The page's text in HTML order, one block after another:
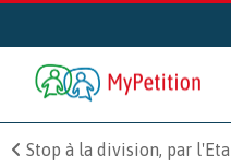
Stop à la division, par